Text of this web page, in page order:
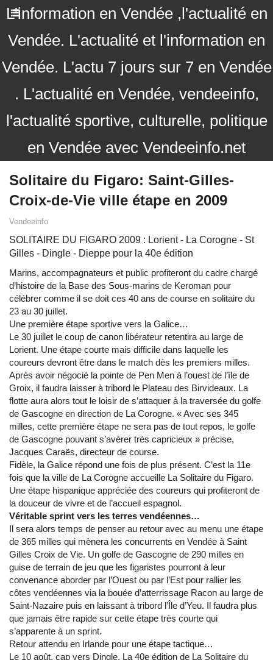
L'information en Vendée ,l'actualité en
Vendée. L'actualité et l'information en
Vendée. L'actu 7 jours sur 7 en Vendée
. L'actualité en Vendée, vendeeinfo,
l'actualité sportive, culturelle, politique
en Vendée avec Vendeeinfo.net
Solitaire du Figaro: Saint-Gilles-
Croix-de-Vie ville étape en 2009
Vendeeinfo
SOLITAIRE DU FIGARO 2009 : Lorient - La Corogne - St
Gilles - Dingle - Dieppe pour la 40e édition
Marins, accompagnateurs et public profiteront du cadre chargé
d’histoire de la Base des Sous-marins de Keroman pour
célébrer comme il se doit ces 40 ans de course en solitaire du
23 au 30 juillet.
Une première étape sportive vers la Galice…
Le 30 juillet le coup de canon libérateur retentira au large de
Lorient. Une étape courte mais difficile dans laquelle les
coureurs devront être dans le match dès les premiers milles.
Après avoir négocié la pointe de Pen Men à l’ouest de l’île de
Groix, il faudra laisser à tribord le Plateau des Birvideaux. La
flotte aura alors tout le loisir de s’attaquer à la traversée du golfe
de Gascogne en direction de La Corogne. « Avec ses 345
milles, cette première étape ne sera pas de tout repos, le golfe
de Gascogne pouvant s’avérer très capricieux » précise,
Jacques Caraës, directeur de course.
Fidèle, la Galice répond une fois de plus présent. C’est la 11e
fois que la ville de La Corogne accueille La Solitaire du Figaro.
Une étape hispanique appréciée des coureurs qui profiteront de
la douceur de vivre et de l’accueil espagnol.
Véritable sprint vers les terres vendéennes…
Il sera alors temps de penser au retour avec au menu une étape
de 365 milles qui mènera les concurrents en Vendée à Saint
Gilles Croix de Vie. Un golfe de Gascogne de 290 milles en
guise de terrain de jeu que les figaristes pourront à leur
convenance aborder par l’Ouest ou par l’Est pour rallier les
côtes vendéennes via la bouée d’atterrissage Racon au large de
Saint-Nazaire puis en laissant à tribord l’Île d’Yeu. Il faudra plus
que jamais être rapide sur cette étape très courte qui
s’apparente à un sprint.
Retour attendu en Irlande pour une étape tactique…
Le 10 août, cap vers Dingle. La 40e édition de La Solitaire du